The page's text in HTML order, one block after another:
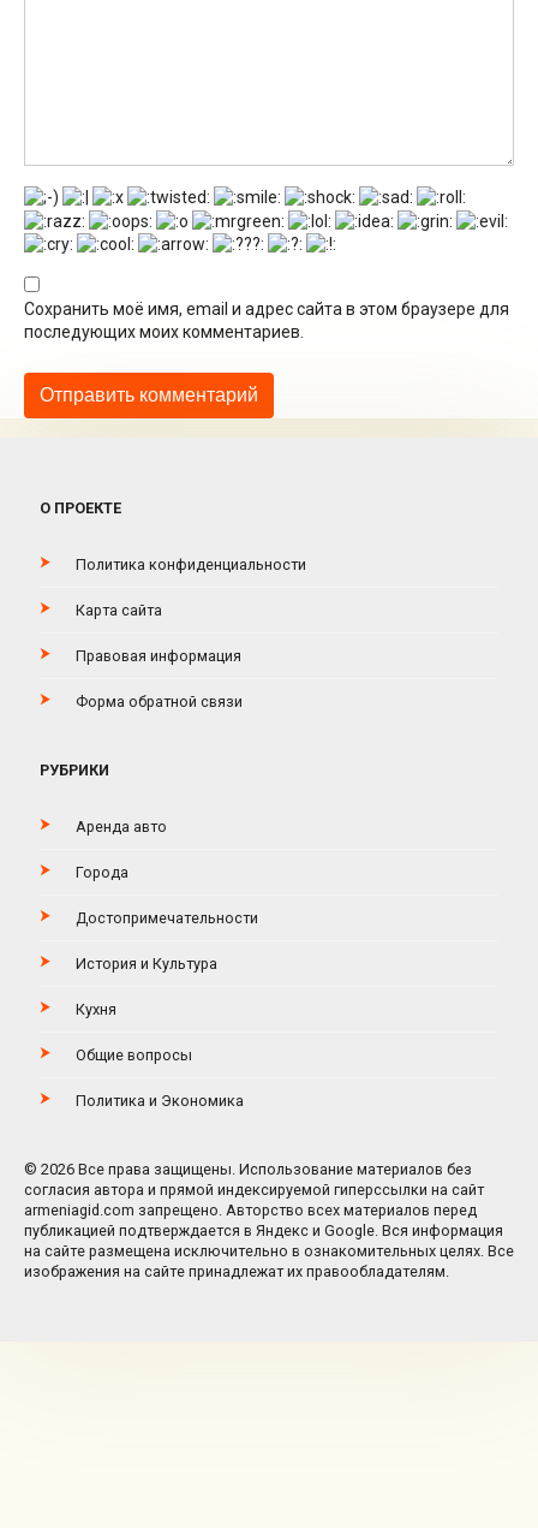
Сохранить моё имя, email и адрес сайта в этом браузере для
последующих моих комментариев.
О ПРОЕКТЕ
Политика конфиденциальности
Карта сайта
Правовая информация
Форма обратной связи
РУБРИКИ
Аренда авто
Города
Достопримечательности
История и Культура
Кухня
Общие вопросы
Политика и Экономика
© 2026 Все права защищены. Использование материалов без
согласия автора и прямой индексируемой гиперссылки на сайт
armeniagid.com запрещено. Авторство всех материалов перед
публикацией подтверждается в Яндекс и Google. Вся информация
на сайте размещена исключительно в ознакомительных целях. Все
изображения на сайте принадлежат их правообладателям.